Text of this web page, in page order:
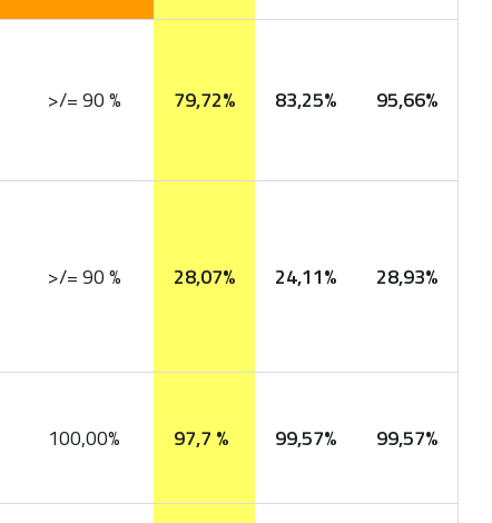
>/= 90 % 79,72% 83,25% 95,66%
>/= 90 % 28,07% 24,11% 28,93%
100,00% 97,7 % 99,57% 99,57%